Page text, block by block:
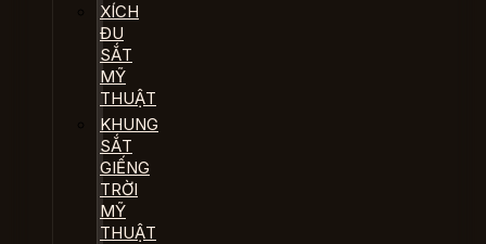
XÍCH
ĐU
SẮT
MỸ
THUẬT
KHUNG
SẮT
GIẾNG
TRỜI
MỸ
THUẬT